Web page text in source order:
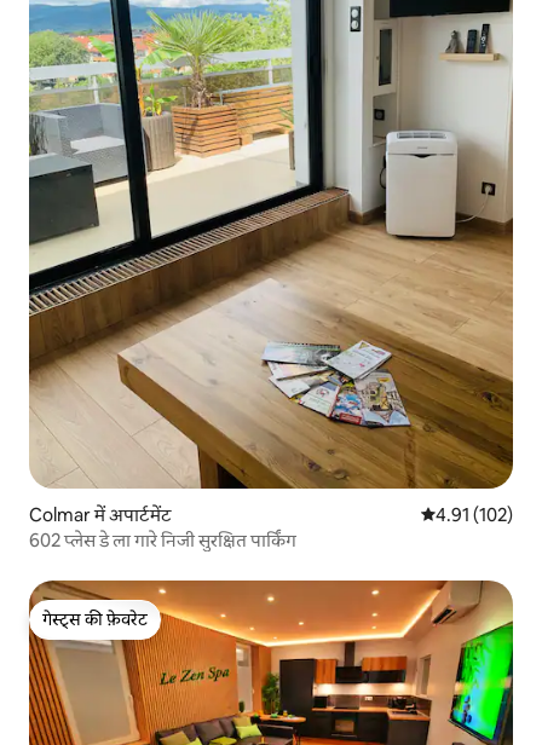
Colmar में अपार्टमेंट औसत रेटिंग 5 में से
4.91 (102)
602 प्लेस डे ला गारे निजी सुरक्षित पार्किंग
गेस्ट्स की फ़ेवरेट
गेस्ट्स की फ़ेवरेट